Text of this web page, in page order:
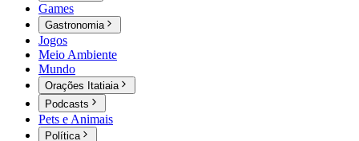
Games
Gastronomia
Jogos
Meio Ambiente
Mundo
Orações Itatiaia
Podcasts
Pets e Animais
Política